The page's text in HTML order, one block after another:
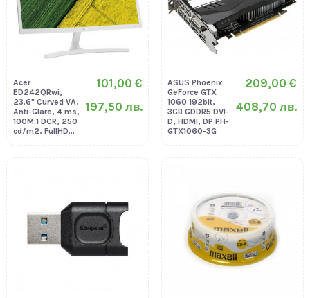
Acer
ED242QRwi,
23.6" Curved VA,
Anti-Glare, 4 ms,
100M:1 DCR, 250
cd/m2, FullHD...
101,00 €
197,50 лв.
ASUS Phoenix
GeForce GTX
1060 192bit,
3GB GDDR5 DVI-
D, HDMI, DP PH-
GTX1060-3G
209,00 €
408,70 лв.